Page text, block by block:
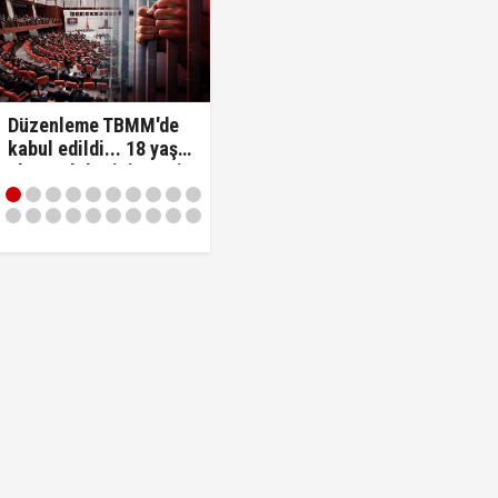
dair açıklama
Düzenleme TBMM'de
kabul edildi... 18 yaş
altı suçlular için yeni
dönem!